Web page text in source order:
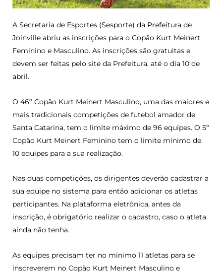
A Secretaria de Esportes (Sesporte) da Prefeitura de
Joinville abriu as inscrições para o Copão Kurt Meinert
Feminino e Masculino. As inscrições são gratuitas e
devem ser feitas pelo site da Prefeitura, até o dia 10 de
abril.
O 46º Copão Kurt Meinert Masculino, uma das maiores e
mais tradicionais competições de futebol amador de
Santa Catarina, tem o limite máximo de 96 equipes. O 5º
Copão Kurt Meinert Feminino tem o limite mínimo de
10 equipes para a sua realização.
Nas duas competições, os dirigentes deverão cadastrar a
sua equipe no sistema para então adicionar os atletas
participantes. Na plataforma eletrônica, antes da
inscrição, é obrigatório realizar o cadastro, caso o atleta
ainda não tenha.
As equipes precisam ter no mínimo 11 atletas para se
inscreverem no Copão Kurt Meinert Masculino e